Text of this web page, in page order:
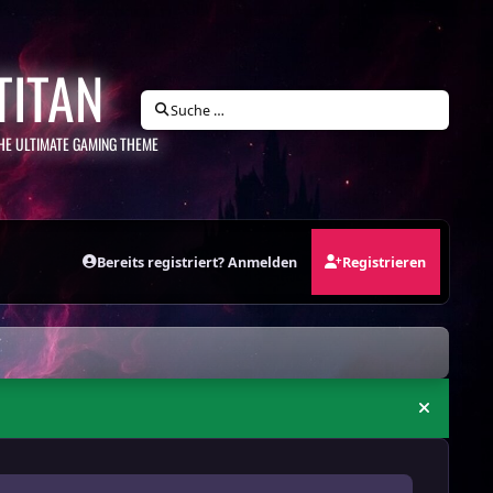
ULTIMATE GAMING THEME
Suche …
Bereits registriert? Anmelden Registrieren